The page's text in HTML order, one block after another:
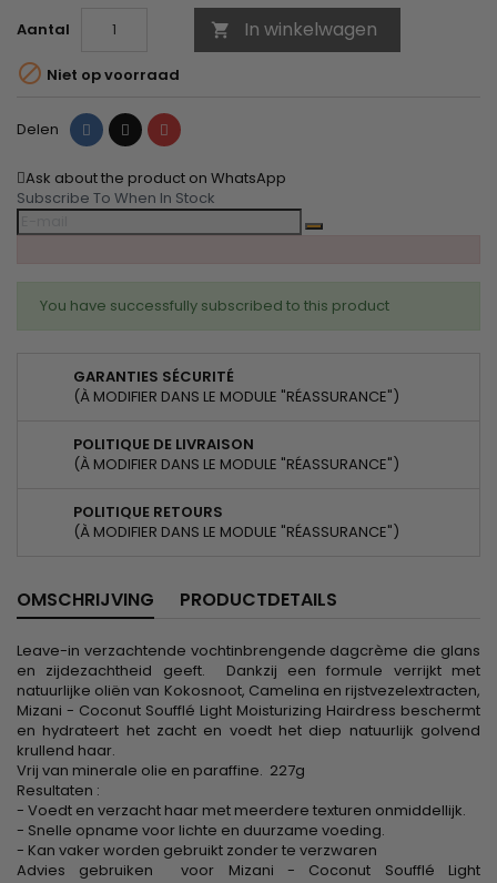
Aantal
 In winkelwagen
 Niet op voorraad
Delen Delen Tweet Pinterest
Ask about the product on WhatsApp
Subscribe To When In Stock
You have successfully subscribed to this product
GARANTIES SÉCURITÉ
(À MODIFIER DANS LE MODULE "RÉASSURANCE")
POLITIQUE DE LIVRAISON
(À MODIFIER DANS LE MODULE "RÉASSURANCE")
POLITIQUE RETOURS
(À MODIFIER DANS LE MODULE "RÉASSURANCE")
OMSCHRIJVING PRODUCTDETAILS
Leave-in verzachtende vochtinbrengende dagcrème die glans
en zijdezachtheid geeft. Dankzij een formule verrijkt met
natuurlijke oliën van Kokosnoot, Camelina en rijstvezelextracten,
Mizani - Coconut Soufflé Light Moisturizing Hairdress beschermt
en hydrateert het zacht en voedt het diep natuurlijk golvend
krullend haar.
Vrij van minerale olie en paraffine. 227g
Resultaten :
- Voedt en verzacht haar met meerdere texturen onmiddellijk.
- Snelle opname voor lichte en duurzame voeding.
- Kan vaker worden gebruikt zonder te verzwaren
Advies gebruiken voor Mizani - Coconut Soufflé Light